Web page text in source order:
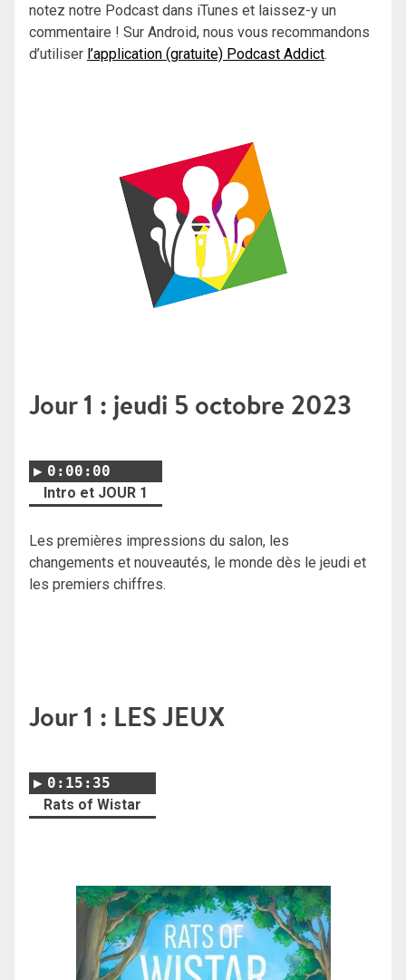
notez notre Podcast dans iTunes et laissez-y un
commentaire ! Sur Android, nous vous recommandons
d’utiliser l’application (gratuite) Podcast Addict.
Jour 1 : jeudi 5 octobre 2023
0:00:00
Intro et JOUR 1
Les premières impressions du salon, les
changements et nouveautés, le monde dès le jeudi et
les premiers chiffres.
Jour 1 : LES JEUX
0:15:35
Rats of Wistar